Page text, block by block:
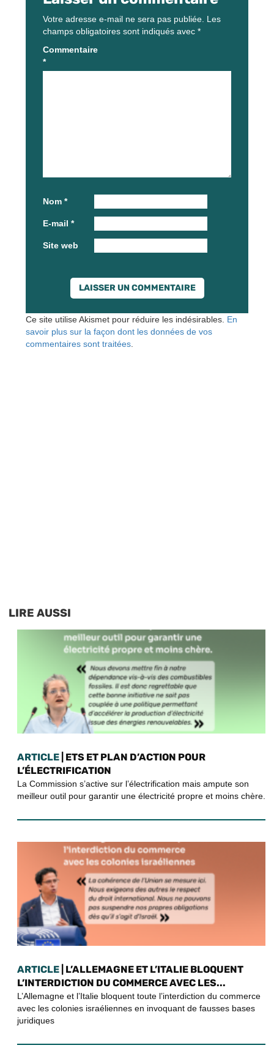
Votre adresse e-mail ne sera pas publiée. Les
champs obligatoires sont indiqués avec *
Commentaire
*
Nom *
E-mail *
Site web
Ce site utilise Akismet pour réduire les indésirables. En
savoir plus sur la façon dont les données de vos
commentaires sont traitées
LIRE AUSSI
ARTICLE | ETS ET PLAN D’ACTION POUR
L’ÉLECTRIFICATION
La Commission s’active sur l’électrification mais ampute son
meilleur outil pour garantir une électricité propre et moins chère.
ARTICLE | L’ALLEMAGNE ET L’ITALIE BLOQUENT
L’INTERDICTION DU COMMERCE AVEC LES...
L’Allemagne et l’Italie bloquent toute l’interdiction du commerce
avec les colonies israéliennes en invoquant de fausses bases
juridiques